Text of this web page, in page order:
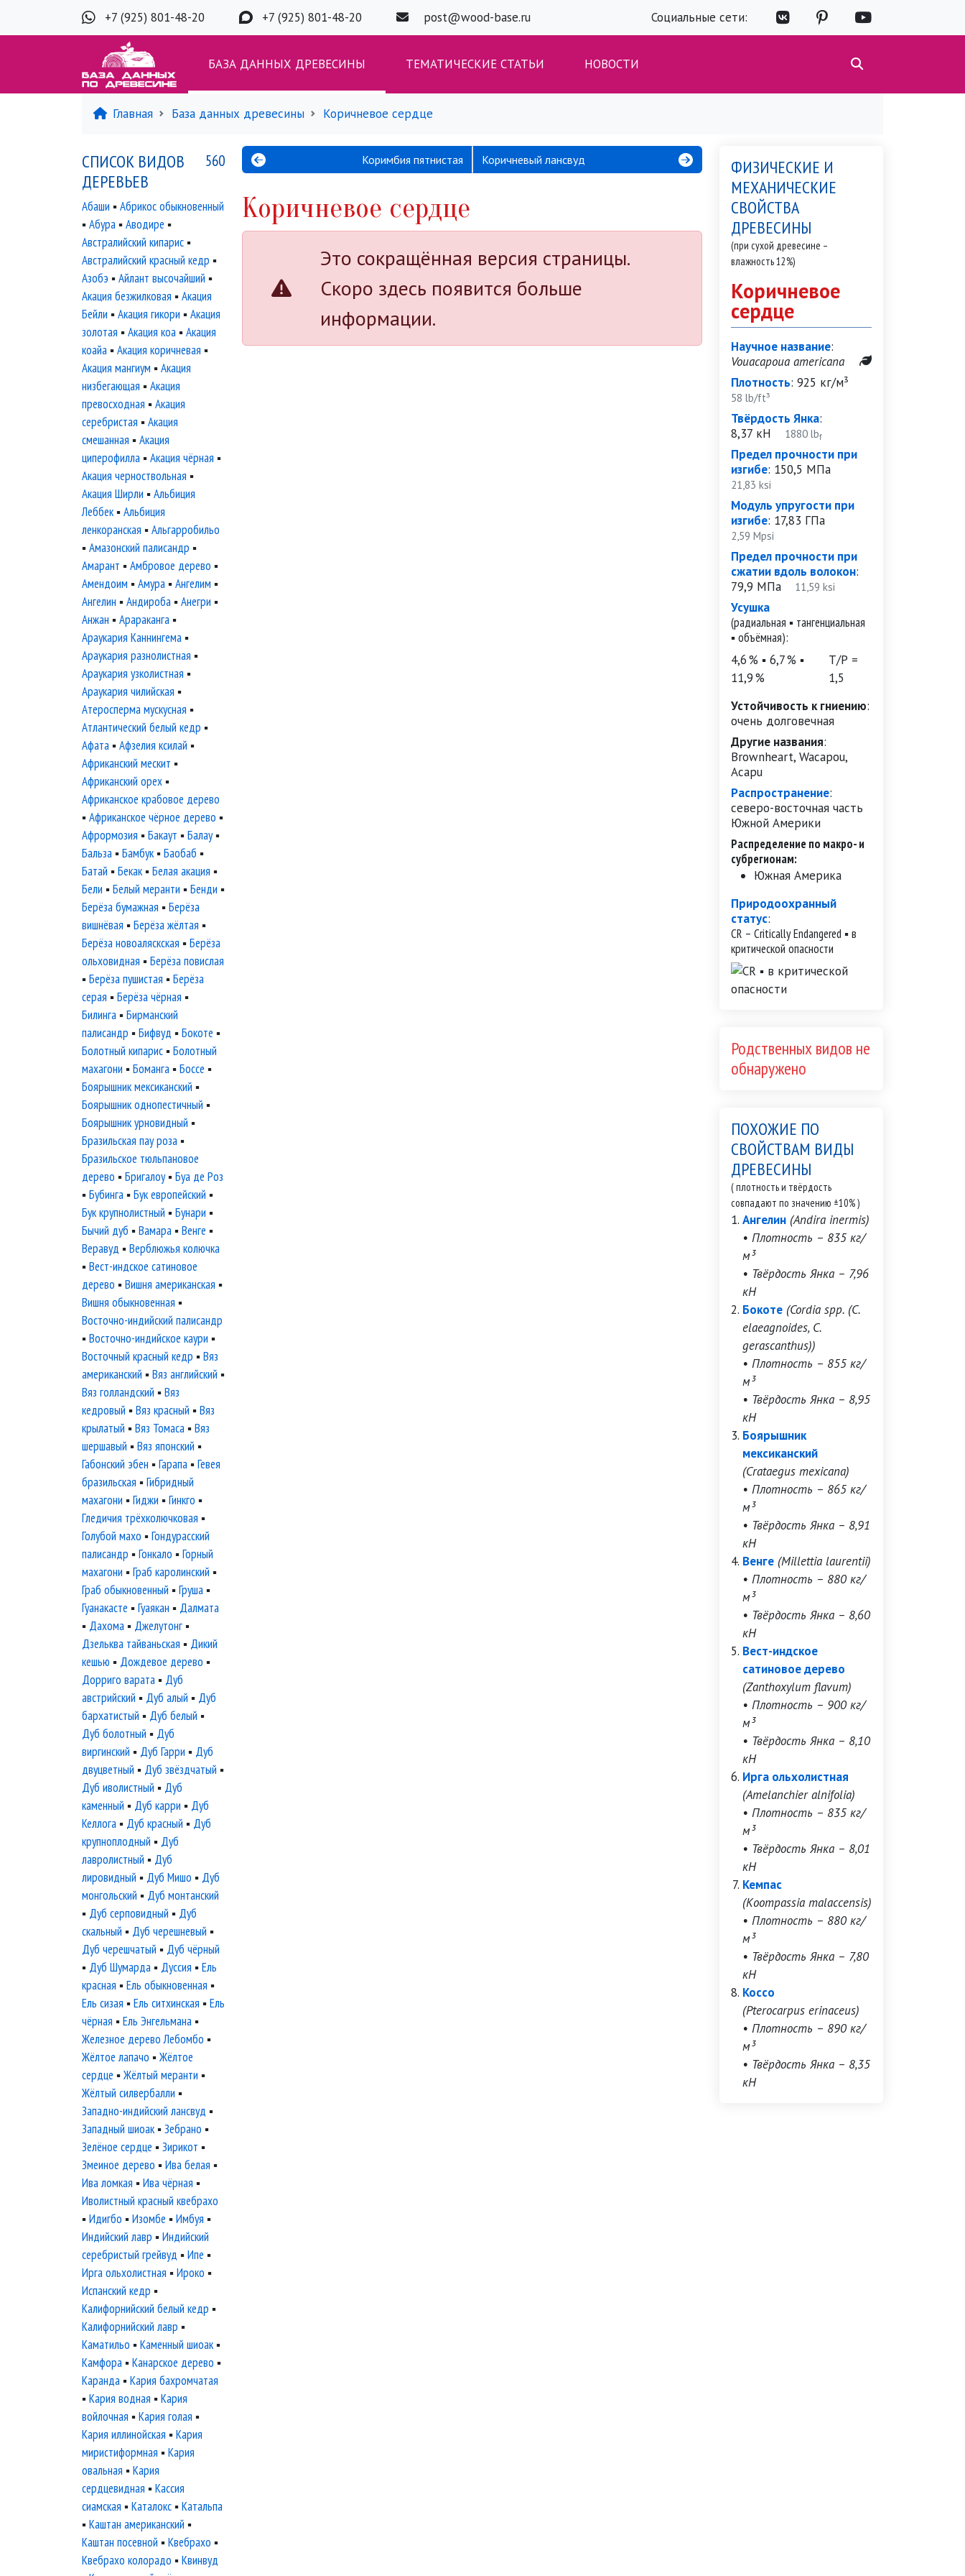
+7 (925) 801-48-20 +7 (925) 801-48-20 post@wood-base.ru Социальные сети:
БАЗА ДАННЫХ ДРЕВЕСИНЫ ТЕМАТИЧЕСКИЕ СТАТЬИ НОВОСТИ
Главная База данных древесины Коричневое сердце
Коримбия пятнистая Коричневый лансвуд
Коричневое сердце
Это сокращённая версия страницы.
Скоро здесь появится больше
информации.
СПИСОК ВИДОВ
ДЕРЕВЬЕВ
560
Абаши ▪Абрикос обыкновенный
▪Абура ▪Аводире ▪
Австралийский кипарис ▪
Австралийский красный кедр ▪
Азобэ ▪Айлант высочайший ▪
Акация безжилковая ▪Акация
Бейли ▪Акация гикори ▪Акация
золотая ▪Акация коа ▪Акация
коайа ▪Акация коричневая ▪
Акация мангиум ▪Акация
низбегающая ▪Акация
превосходная ▪Акация
серебристая ▪Акация
смешанная ▪Акация
циперофилла ▪Акация чёрная ▪
Акация черноствольная ▪
Акация Ширли ▪Альбиция
Леббек ▪Альбиция
ленкоранская ▪Альгарробильо
▪Амазонский палисандр ▪
Амарант ▪Амбровое дерево ▪
Амендоим ▪Амура ▪Ангелим ▪
Ангелин ▪Андироба ▪Анегри ▪
Анжан ▪Арараканга ▪
Араукария Каннингема ▪
Араукария разнолистная ▪
Араукария узколистная ▪
Араукария чилийская ▪
Атеросперма мускусная ▪
Атлантический белый кедр ▪
Афата ▪Афзелия ксилай ▪
Африканский мескит ▪
Африканский орех ▪
Африканское крабовое дерево
▪Африканское чёрное дерево ▪
Афрормозия ▪Бакаут ▪Балау▪
Бальза ▪Бамбук ▪Баобаб ▪
Батай ▪Бекак ▪Белая акация ▪
Бели ▪Белый меранти ▪Бенди ▪
Берёза бумажная ▪Берёза
вишнёвая ▪Берёза жёлтая ▪
Берёза новоаляскская ▪Берёза
ольховидная ▪Берёза повислая
▪Берёза пушистая ▪Берёза
серая ▪Берёза чёрная ▪
Билинга ▪Бирманский
палисандр ▪Бифвуд ▪Бокоте ▪
Болотный кипарис ▪Болотный
махагони ▪Боманга ▪Боссе ▪
Боярышник мексиканский ▪
Боярышник однопестичный ▪
Боярышник урновидный ▪
Бразильская пау роза ▪
Бразильское тюльпановое
дерево ▪Бригалоу▪Буа де Роз
▪Бубинга ▪Бук европейский ▪
Бук крупнолистный ▪Бунари ▪
Бычий дуб ▪Вамара ▪Венге ▪
Веравуд ▪Верблюжья колючка
▪Вест-индское сатиновое
дерево ▪Вишня американская ▪
Вишня обыкновенная ▪
Восточно-индийский палисандр
▪Восточно-индийское каури ▪
Восточный красный кедр ▪Вяз
американский ▪Вяз английский ▪
Вяз голландский ▪Вяз
кедровый ▪Вяз красный ▪Вяз
крылатый ▪Вяз Томаса ▪Вяз
шершавый ▪Вяз японский ▪
Габонский эбен ▪Гарапа ▪Гевея
бразильская ▪Гибридный
махагони ▪Гиджи ▪Гинкго ▪
Гледичия трёхколючковая ▪
Голубой махо ▪Гондурасский
палисандр ▪Гонкало ▪Горный
махагони ▪Граб каролинский ▪
Граб обыкновенный ▪Груша ▪
Гуанакасте ▪Гуаякан ▪ Далмата
▪ Дахома ▪ Джелутонг ▪
Дзельква тайваньская ▪ Дикий
кешью ▪ Дождевое дерево ▪
Дорриго варата ▪ Дуб
австрийский ▪ Дуб алый ▪ Дуб
бархатистый ▪ Дуб белый ▪
Дуб болотный ▪ Дуб
виргинский ▪ Дуб Гарри ▪ Дуб
двуцветный ▪ Дуб звёздчатый ▪
Дуб иволистный ▪ Дуб
каменный ▪ Дуб карри ▪ Дуб
Келлога ▪ Дуб красный ▪ Дуб
крупноплодный ▪ Дуб
лавролистный ▪ Дуб
лировидный ▪ Дуб Мишо ▪ Дуб
монгольский ▪ Дуб монтанский
▪ Дуб серповидный ▪ Дуб
скальный ▪ Дуб черешневый ▪
Дуб черешчатый ▪ Дуб чёрный
▪ Дуб Шумарда ▪ Дуссия ▪Ель
красная ▪Ель обыкновенная ▪
Ель сизая ▪Ель ситхинская ▪Ель
чёрная ▪Ель Энгельмана ▪
Железное дерево Лебомбо ▪
Жёлтое лапачо ▪Жёлтое
сердце ▪Жёлтый меранти ▪
Жёлтый силвербалли ▪
Западно-индийский лансвуд ▪
Западный шиоак ▪Зебрано ▪
Зелёное сердце ▪Зирикот ▪
Змеиное дерево ▪Ива белая ▪
Ива ломкая ▪Ива чёрная ▪
Иволистный красный квебрахо
▪Идигбо ▪Изомбе ▪Имбуя ▪
Индийский лавр ▪Индийский
серебристый грейвуд ▪Ипе ▪
Ирга ольхолистная ▪Ироко ▪
Испанский кедр ▪
Калифорнийский белый кедр ▪
Калифорнийский лавр ▪
Каматильо ▪Каменный шиоак ▪
Камфора ▪Канарское дерево ▪
Каранда ▪Кария бахромчатая
▪Кария водная ▪Кария
войлочная ▪Кария голая ▪
Кария иллинойская ▪Кария
миристиформная ▪Кария
овальная ▪Кария
сердцевидная ▪Кассия
сиамская ▪Каталокс ▪Катальпа
▪Каштан американский ▪
Каштан посевной ▪Квебрахо ▪
Квебрахо колорадо ▪Квинвуд
ФИЗИЧЕСКИЕ И
МЕХАНИЧЕСКИЕ
СВОЙСТВА
ДРЕВЕСИНЫ
(при сухой древесине –
влажность 12%)
Коричневое
сердце
Научное название:
Vouacapoua americana
Плотность: 925 кг/м³
58 lb/ft³
Твёрдость Янка:
8,37 кН 1880 lbf
Предел прочности при
изгибе: 150,5 МПа
21,83 ksi
Модуль упругости при
изгибе: 17,83 ГПа
2,59 Mpsi
Предел прочности при
сжатии вдоль волокон:
79,9 МПа 11,59 ksi
Усушка
(радиальная ▪ тангенциальная
▪ объёмная):
4,6 % ▪ 6,7 % ▪
11,9 %
Т/Р =
1,5
Устойчивость к гниению:
очень долговечная
Другие названия:
Brownheart, Wacapou,
Acapu
Распространение:
северо-восточная часть
Южной Америки
Распределение по макро- и
субрегионам:
Южная Америка
Природоохранный
статус:
CR – Critically Endangered ▪ в
критической опасности
Родственных видов не
обнаружено
ПОХОЖИЕ ПО
СВОЙСТВАМ ВИДЫ
ДРЕВЕСИНЫ
( плотность и твёрдость
совпадают по значению ±10% )
Ангелин (Andira inermis)
• Плотность – 835 кг/
м³
• Твёрдость Янка – 7,96
кН
Бокоте (Cordia spp. (C.
elaeagnoides, C.
gerascanthus))
• Плотность – 855 кг/
м³
• Твёрдость Янка – 8,95
кН
Боярышник
мексиканский
(Crataegus mexicana)
• Плотность – 865 кг/
м³
• Твёрдость Янка – 8,91
кН
Венге (Millettia laurentii)
• Плотность – 880 кг/
м³
• Твёрдость Янка – 8,60
кН
Вест-индское
сатиновое дерево
(Zanthoxylum flavum)
• Плотность – 900 кг/
м³
• Твёрдость Янка – 8,10
кН
Ирга ольхолистная
(Amelanchier alnifolia)
• Плотность – 835 кг/
м³
• Твёрдость Янка – 8,01
кН
Кемпас
(Koompassia malaccensis)
• Плотность – 880 кг/
м³
• Твёрдость Янка – 7,80
кН
Коссо
(Pterocarpus erinaceus)
• Плотность – 890 кг/
м³
• Твёрдость Янка – 8,35
кН